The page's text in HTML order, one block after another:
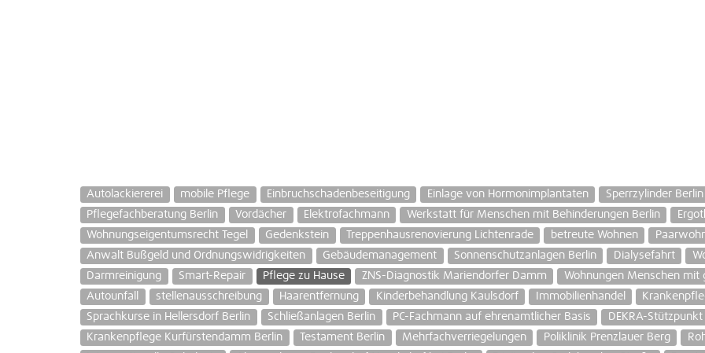
Autolackiererei mobile Pflege Einbruchschadenbeseitigung Einlage von Hormonimplantaten Sperrzylinder
Pflegefachberatung Berlin
Vordächer Elektrofachmann Werkstatt für Menschen mit Behinderungen Berlin
Wohnungseigentumsrecht Tegel
Gedenkstein Treppenhausrenovierung Lichtenrade betreute Wohnen
Anwalt Bußgeld und Ordnungswidrigkeiten
Gebäudemanagement Sonnenschutzanlagen Berlin Dialysefahrt
Darmreinigung
Smart-Repair Pflege zu Hause ZNS-Diagnostik Mariendorfer Damm Wohnungen Menschen mit
Autounfall
stellenausschreibung Haarentfernung Kinderbehandlung Kaulsdorf Immobilienhandel
Sprachkurse in Hellersdorf Berlin
Schließanlagen Berlin PC-Fachmann auf ehrenamtlicher Basis DEKRA-Stützpunkt
Krankenpflege Kurfürstendamm Berlin
Testament Berlin Mehrfachverriegelungen Poliklinik Prenzlauer Berg